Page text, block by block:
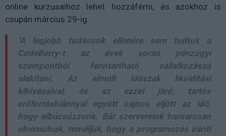
online kurzusaihoz lehet hozzáférni, és azokhoz is
csupán március 29-ig.
"A legjobb tudásunk ellenére sem tudtuk a
CodeBerry-t az évek során pénzügyi
szempontból fenntartható vállalkozássá
alakítani. Az elmúlt időszak likviditási
kihívásaival, és az ezzel járó, tartós
erőforráshiánnyal együtt sajnos eljött az idő,
hogy elbúcsúzzunk. Bár szervereink hamarosan
elnémulnak, reméljük, hogy a programozás iránti